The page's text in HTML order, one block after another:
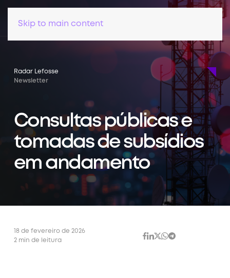
Skip to main content
Radar Lefosse
Newsletter
Consultas públicas e
tomadas de subsídios
em andamento
18 de fevereiro de 2026
2 min de leitura